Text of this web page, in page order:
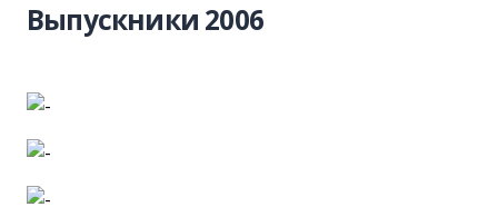
Выпускники 2006